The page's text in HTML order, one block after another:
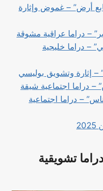
أرض” – غموض وإثارة
– دراما خليجية
– دراما اجتماعية
تشويقية